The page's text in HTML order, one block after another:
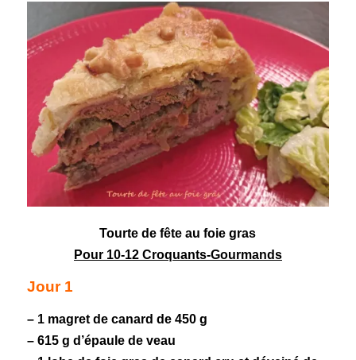
Tourte de fête au foie gras
Pour 10-12 Croquants-Gourmands
Jour 1
– 1 magret de canard de 450 g
– 615 g d’épaule de veau